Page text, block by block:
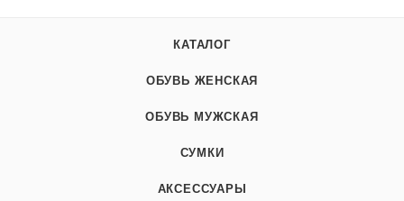
КАТАЛОГ
ОБУВЬ ЖЕНСКАЯ
ОБУВЬ МУЖСКАЯ
СУМКИ
АКСЕССУАРЫ